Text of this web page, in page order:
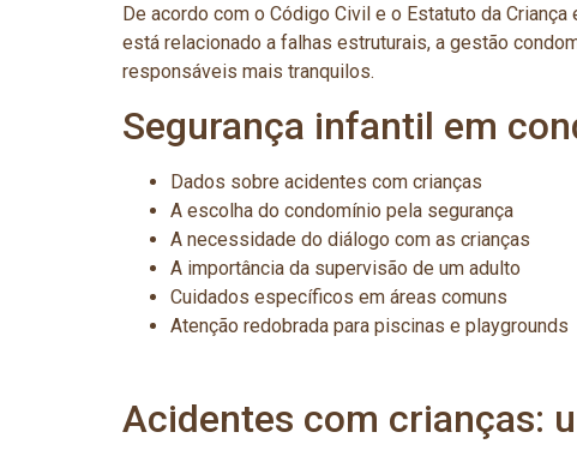
De acordo com o Código Civil e o Estatuto da
está relacionado a falhas estruturais, a gestão
responsáveis mais tranquilos.
Segurança infantil em
Dados sobre acidentes com crianças
A escolha do condomínio pela segurança
A necessidade do diálogo com as crianças
A importância da supervisão de um adulto
Cuidados específicos em áreas comuns
Atenção redobrada para piscinas e playgrounds
Acidentes com crianças: